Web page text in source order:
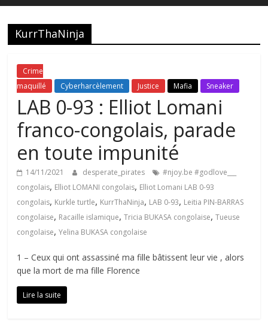
KurrThaNinja
Crime
maquillé
Cyberharcèlement Justice Mafia Sneaker
LAB 0-93 : Elliot Lomani
franco-congolais, parade
en toute impunité
14/11/2021 desperate_pirates
#njoy.be #godlove___
congolais, Elliot LOMANI congolais, Elliot Lomani LAB 0-93
congolais, Kurkle turtle, KurrThaNinja, LAB 0-93, Leitia PIN-BARRAS
congolaise, Racaille islamique,Tricia BUKASA congolaise,Tueuse
congolaise,Yelina BUKASA congolaise
1 – Ceux qui ont assassiné ma fille bâtissent leur vie , alors
que la mort de ma fille Florence
Lire la suite